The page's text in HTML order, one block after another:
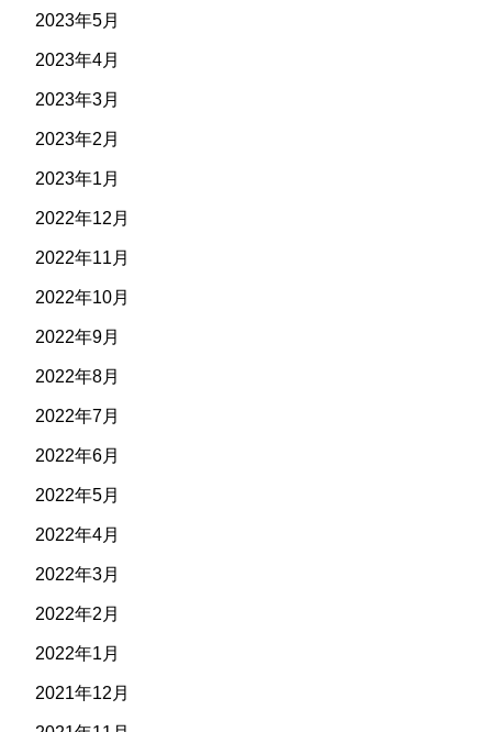
2023年5月
2023年4月
2023年3月
2023年2月
2023年1月
2022年12月
2022年11月
2022年10月
2022年9月
2022年8月
2022年7月
2022年6月
2022年5月
2022年4月
2022年3月
2022年2月
2022年1月
2021年12月